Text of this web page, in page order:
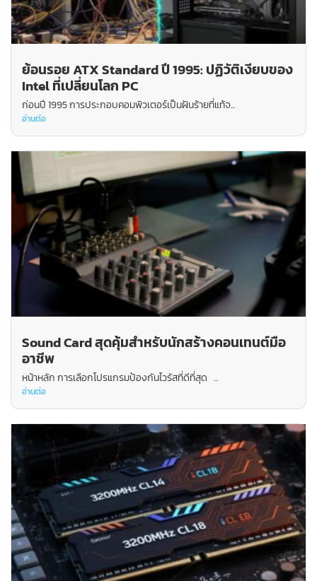
ย้อนรอย ATX Standard ปี 1995: ปฏิวัติเงียบของ
Intel ที่เปลี่ยนโลก PC
ก่อนปี 1995 การประกอบคอมพิวเตอร์เป็นฝันร้ายที่แท้จ...
อ่านต่อ
Sound Card สุดคุ้มสำหรับนักสร้างคอนเทนต์มือ
อาชีพ
หน้าหลัก การเลือกโปรแกรมป้องกันไวรัสที่ดีที่สุด ...
อ่านต่อ